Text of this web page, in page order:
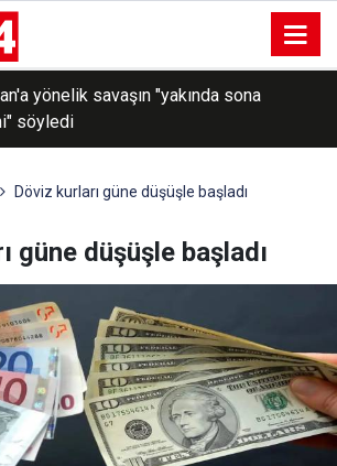
yönelik savaşın "yakında sona
söyledi
Döviz kurları güne düşüşle başladı
güne düşüşle başladı